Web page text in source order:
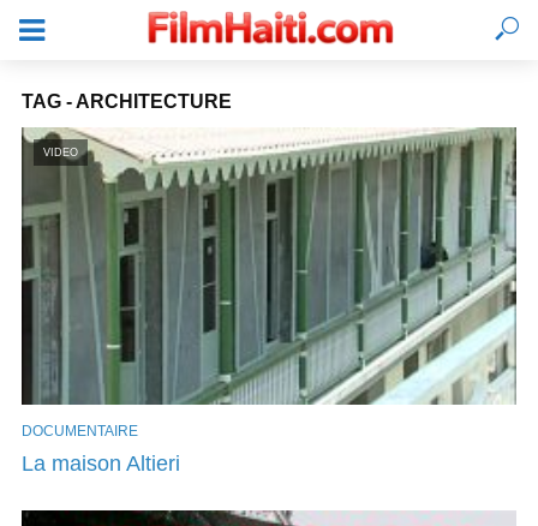
SE CONNECTER
TAG - ARCHITECTURE
VIDEO
DOCUMENTAIRE
La maison Altieri